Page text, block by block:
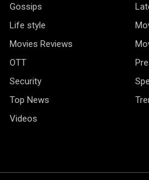
Gossips
Life style
Movies Reviews
OTT
Security
Top News
Videos